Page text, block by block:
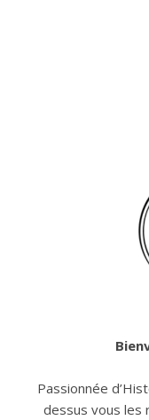
Passionnée
dessus vous les